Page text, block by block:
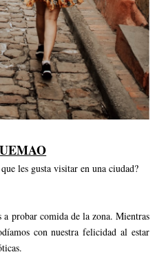
les gusta visitar en una ciudad?
probar comida de la zona. Mientras
con nuestra felicidad al estar